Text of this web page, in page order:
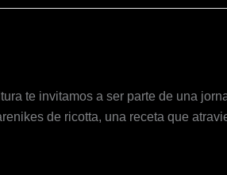
te invitamos a ser parte de una
de ricotta, una receta que